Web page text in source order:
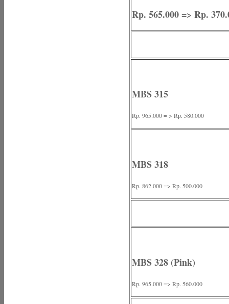
Rp. 565.000 => Rp.
MBS 315
Rp. 965.000 = > Rp. 580.000
MBS 318
Rp. 862.000 => Rp. 500.000
MBS 328 (Pink)
Rp. 965.000 => Rp. 560.000